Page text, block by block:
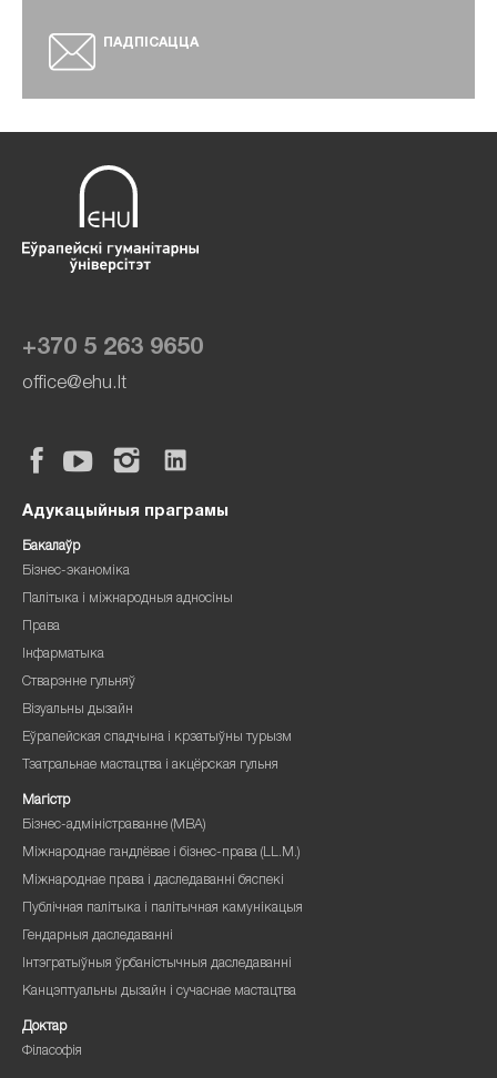
ПАДПІСАЦЦА
+370 5 263 9650
office@ehu.lt
Адукацыйныя праграмы
Бакалаўр
Бізнес-эканоміка
Палітыка і міжнародныя адносіны
Права
Інфарматыка
Стварэнне гульняў
Візуальны дызайн
Еўрапейская спадчына і крэатыўны турызм
Тэатральнае мастацтва і акцёрская гульня
Магістр
Бізнес-адміністраванне (MBA)
Міжнароднае гандлёвае і бізнес-права (LL.M.)
Міжнароднае права і даследаванні бяспекі
Публічная палітыка і палітычная камунікацыя
Гендарныя даследаванні
Інтэгратыўныя ўрбаністычныя даследаванні
Канцэптуальны дызайн і сучаснае мастацтва
Доктар
Філасофія